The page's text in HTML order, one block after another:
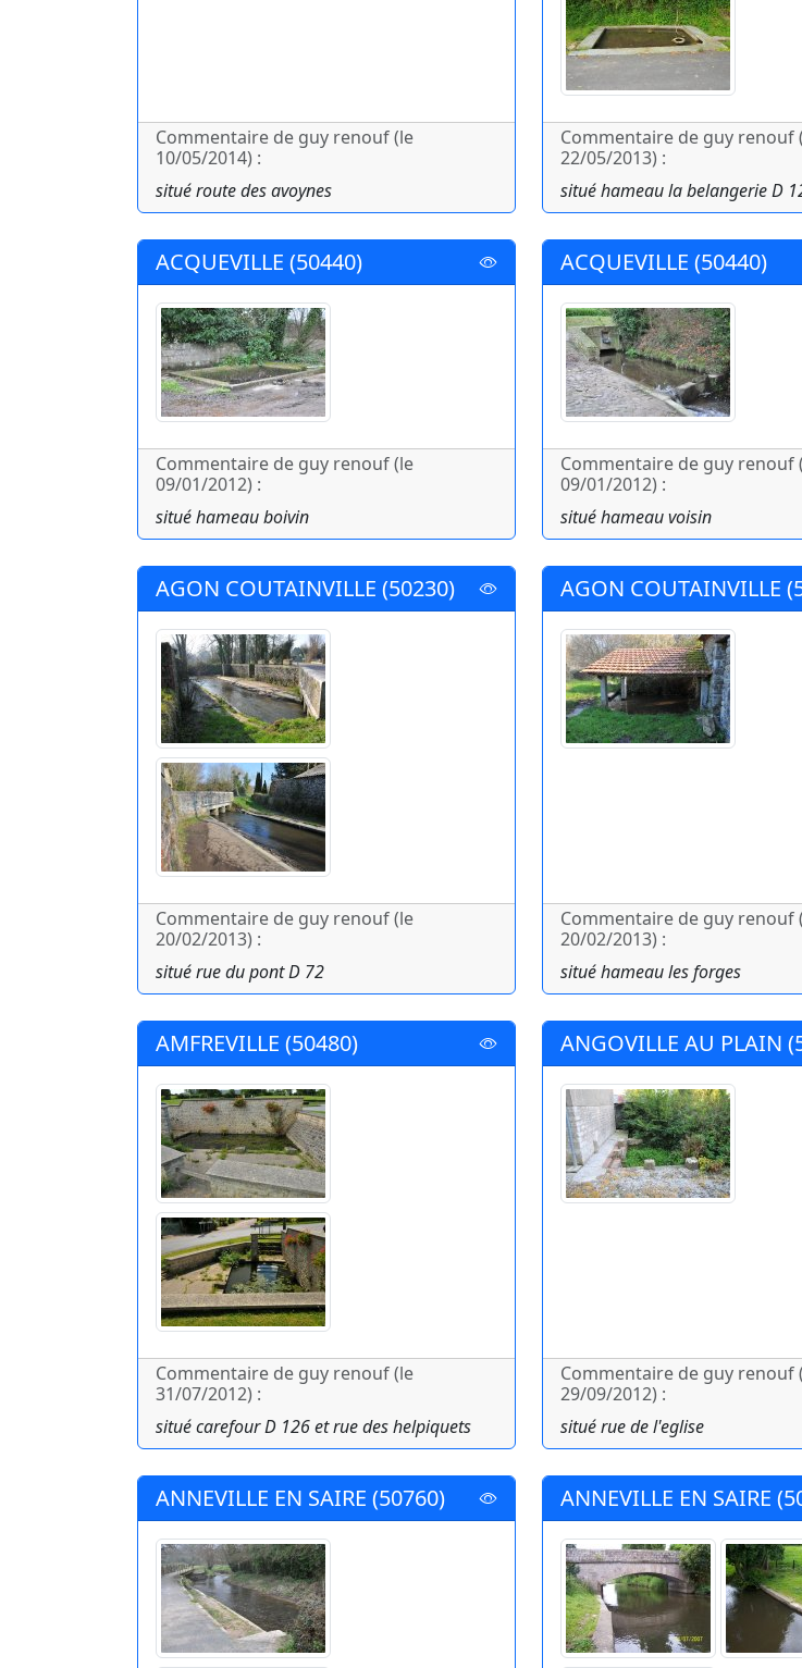
Commentaire de guy renouf (le
10/05/2014) :
situé route des avoynes
Commentaire de guy renouf
22/05/2013) :
situé hameau la belangerie D
ACQUEVILLE (50440)
Commentaire de guy renouf (le
09/01/2012) :
situé hameau boivin
ACQUEVILLE (50440)
Commentaire de guy renouf
09/01/2012) :
situé hameau voisin
AGON COUTAINVILLE (50230)
Commentaire de guy renouf (le
20/02/2013) :
situé rue du pont D 72
AGON COUTAINVILLE
Commentaire de guy renouf
20/02/2013) :
situé hameau les forges
AMFREVILLE (50480)
Commentaire de guy renouf (le
31/07/2012) :
situé carefour D 126 et rue des helpiquets
ANGOVILLE AU PLAIN
Commentaire de guy renouf
29/09/2012) :
situé rue de l'eglise
ANNEVILLE EN SAIRE (50760) ANNEVILLE EN SAIRE